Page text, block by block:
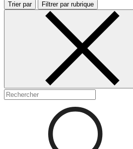
Trier par Filtrer par rubrique